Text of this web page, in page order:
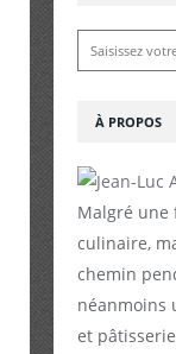
À PROPOS
Malgré une
culinaire,
chemin
néanmoins
et